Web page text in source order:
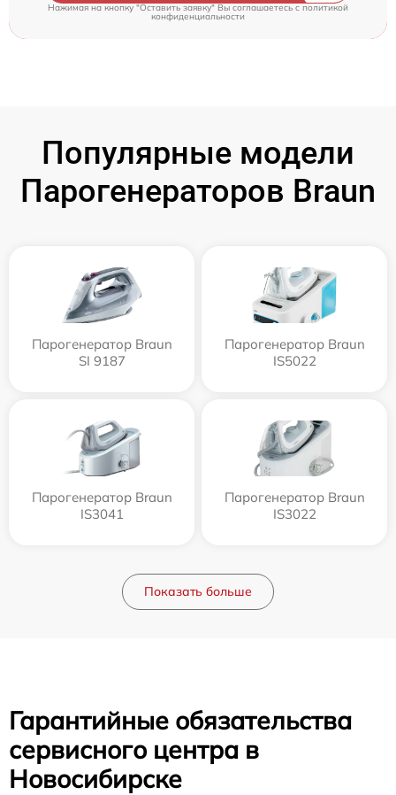
Нажимая на кнопку "Оставить заявку" Вы соглашаетесь cполитикой
конфиденциальности
Популярные модели
Парогенераторов Braun
Парогенератор Braun
SI 9187
Парогенератор Braun
IS5022
Парогенератор Braun
IS3041
Парогенератор Braun
IS3022
Показать больше
Гарантийные обязательства
сервисного центра в
Новосибирске